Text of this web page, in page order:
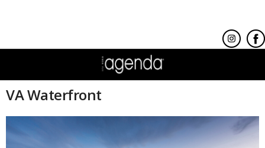
VA Waterfront